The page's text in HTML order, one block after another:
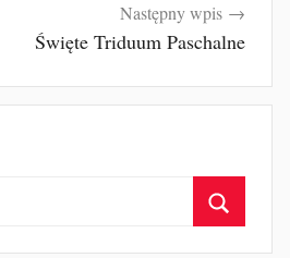
Następny wpis
Święte Triduum Paschalne